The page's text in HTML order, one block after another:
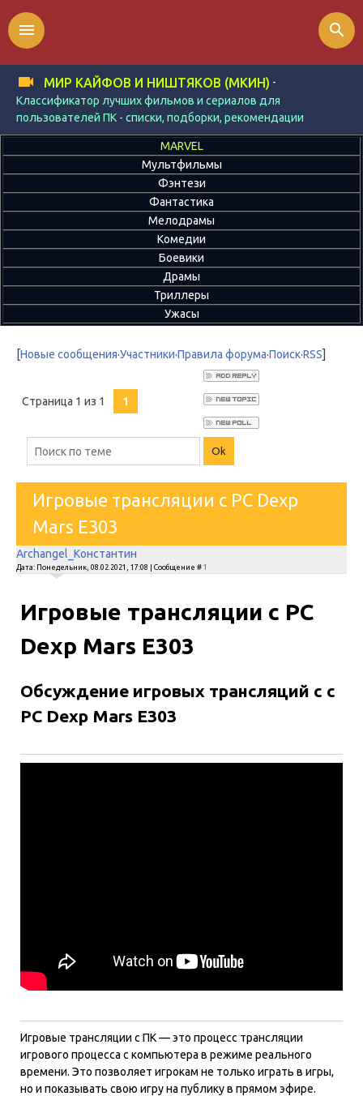
МИР КАЙФОВ И НИШТЯКОВ (МКИН) -
Классификатор лучших фильмов и сериалов для
пользователей ПК - списки, подборки, рекомендации
menu search
MARVEL
Мультфильмы
Фэнтези
Фантастика
Мелодрамы
Комедии
Боевики
Драмы
Триллеры
Ужасы
[Новые сообщения·Участники·Правила форума·Поиск·RSS]
Страница 1 из 1 1
Игровые трансляции с PC Dexp
Mars E303
Archangel_Константин
Дата: Понедельник, 08.02.2021, 17:08 | Сообщение # 1
Игровые трансляции с PC
Dexp Mars E303
Обсуждение игровых трансляций с с
PC Dexp Mars E303
Игровые трансляции с ПК — это процесс трансляции
игрового процесса с компьютера в режиме реального
времени. Это позволяет игрокам не только играть в игры,
но и показывать свою игру на публику в прямом эфире.